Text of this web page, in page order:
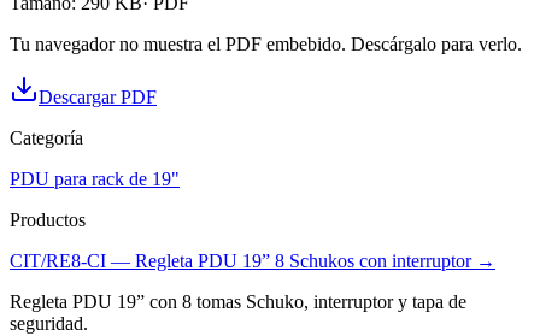
Tu navegador no muestra el PDF embebido. Descárgalo para verlo.
Descargar PDF
Categoría
PDU para rack de 19"
Productos
CIT/RE8-CI — Regleta PDU 19” 8 Schukos con interruptor→
Regleta PDU 19” con 8 tomas Schuko, interruptor y tapa de
seguridad.